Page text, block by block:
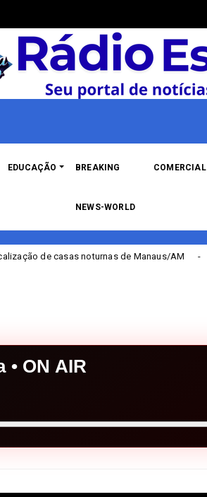
EDUCAÇÃO BREAKING
NEWS-WORLD
COMERCIAL
de Manaus/AM Bandeira Tarifária
ON AIR